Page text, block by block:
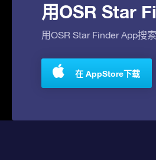
用OSR Star
用OSR Star Finder App搜
在 AppStore下载